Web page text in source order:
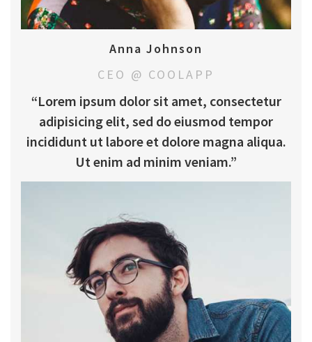
Anna Johnson
CEO @ COOLAPP
“Lorem ipsum dolor sit amet, consectetur
adipisicing elit, sed do eiusmod tempor
incididunt ut labore et dolore magna aliqua.
Ut enim ad minim veniam.”